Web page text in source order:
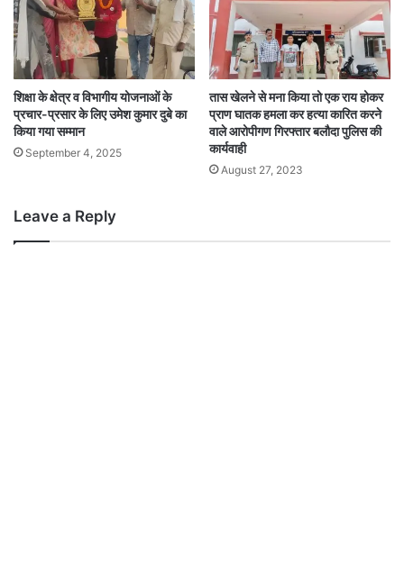
शिक्षा के क्षेत्र व विभागीय योजनाओं के
प्रचार-प्रसार के लिए उमेश कुमार दुबे का
किया गया सम्मान
September 4, 2025
तास खेलने से मना किया तो एक राय होकर
प्राण घातक हमला कर हत्या कारित करने
वाले आरोपीगण गिरफ्तार बलौदा पुलिस की
कार्यवाही
August 27, 2023
Leave a Reply